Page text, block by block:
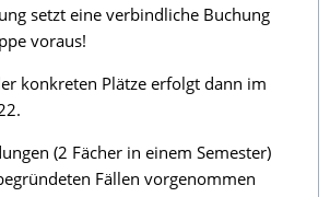
setzt eine verbindliche Buchung
voraus!
konkreten Plätze erfolgt dann im
(2 Fächer in einem Semester)
Fällen vorgenommen